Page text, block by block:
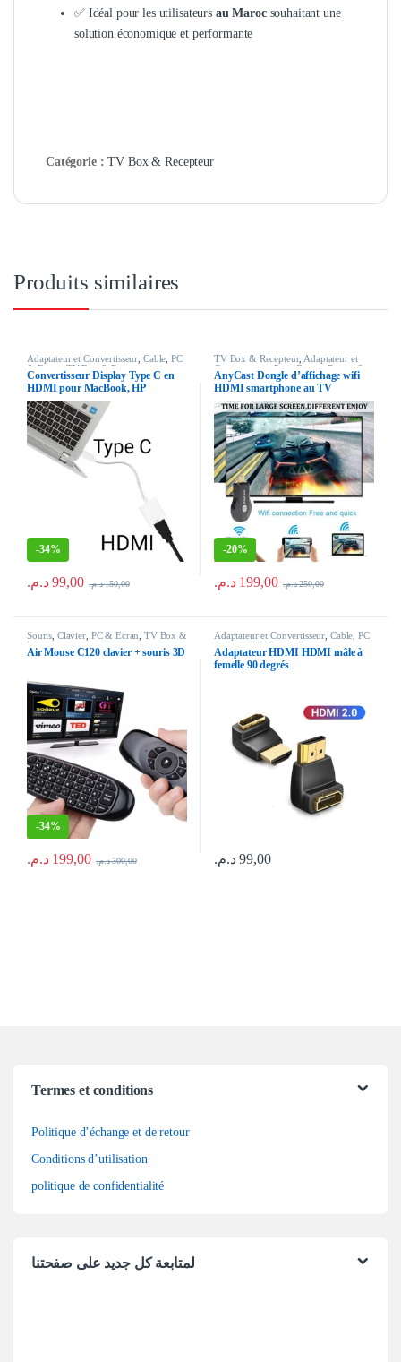
✅ Idéal pour les utilisateurs au Maroc souhaitant une
solution économique et performante
Catégorie :TV Box & Recepteur
Produits similaires
Adaptateur et Convertisseur, Cable, PC
& Ecran
,TV Box & Recepteur
Convertisseur Display Type C en
HDMI pour MacBook, HP
-34%
99,00 د.م. 150,00 د.م.
TV Box & Recepteur,Adaptateur et
Convertisseur
Pour Gamer ,Retour &
point d'accès wifi
AnyCast Dongle d’affichage wifi
HDMI smartphone au TV
mirascreen
-20%
199,00 د.م. 250,00 د.م.
Souris Clavier, PC & Ecran TV Box &
Recepteur
Air Mouse C120 clavier + souris 3D
-34%
199,00 د.م. 300,00 د.م.
Adaptateur et Convertisseur Cable PC
& Ecran
TV Box & Recepteur
Adaptateur HDMI HDMI mâle à
femelle 90 degrés
99,00 د.م.
Termes et conditions
Politique d’échange et de retour
Conditions d’utilisation
politique de confidentialité
لمتابعة كل جديد على صفحتنا